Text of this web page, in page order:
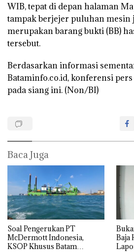
WIB, tepat di depan halaman
tampak berjejer puluhan mesin
merupakan barang bukti (BB)
tersebut.
Berdasarkan informasi
Bataminfo.co.id, konferensi
pada siang ini. (Non/BI)
Baca Juga
‎Soal Pengerukan PT
McDermott Indonesia,
KSOP Khusus Batam
Baja